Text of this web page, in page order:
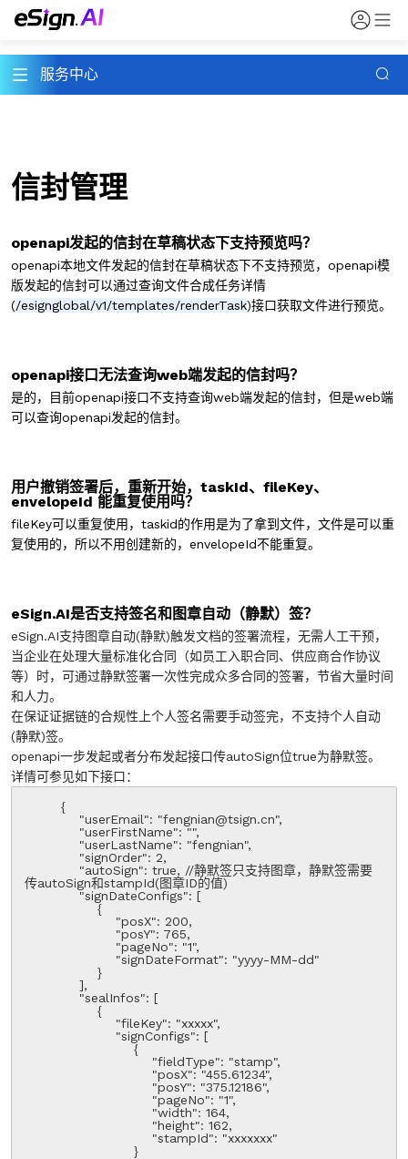
服务中心
信封管理
openapi发起的信封在草稿状态下支持预览吗？
openapi本地文件发起的信封在草稿状态下不支持预览，openapi模
版发起的信封可以通过查询文件合成任务详情
(/esignglobal/v1/templates/renderTask)接口获取文件进行预览。
openapi接口无法查询web端发起的信封吗？
是的，目前openapi接口不支持查询web端发起的信封，但是web端
可以查询openapi发起的信封。
用户撤销签署后，重新开始，taskId、fileKey、
envelopeId 能重复使用吗？
fileKey可以重复使用，taskid的作用是为了拿到文件，文件是可以重
复使用的，所以不用创建新的，envelopeId不能重复。
eSign.AI是否支持签名和图章自动（静默）签？
eSign.AI支持图章自动(静默)触发文档的签署流程，无需人工干预，
当企业在处理大量标准化合同（如员工入职合同、供应商合作协议
等）时，可通过静默签署一次性完成众多合同的签署，节省大量时间
和人力。
在保证证据链的合规性上个人签名需要手动签完，不支持个人自动
(静默)签。
openapi一步发起或者分布发起接口传autoSign位true为静默签。
详情可参见如下接口：
传autoSign和stampId(图章ID的值)